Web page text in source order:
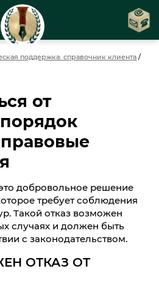
поддержка: справочник клиента /
от
добровольное решение
требует соблюдения
Такой отказ возможен
случаях и должен быть
с законодательством.
ОТКАЗ ОТ